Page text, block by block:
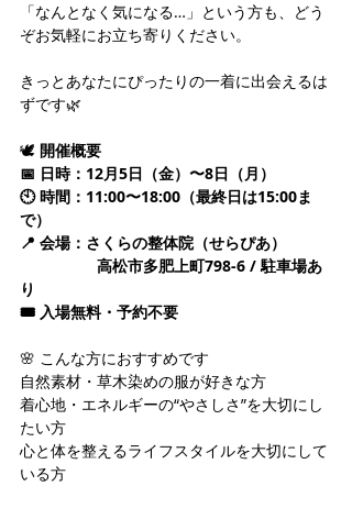
「なんとなく気になる…」という方も、どう
ぞお気軽にお立ち寄りください。
きっとあなたにぴったりの一着に出会えるは
ずです🌿
🕊️ 開催概要
📅 日時：12月5日（金）〜8日（月）
🕙 時間：11:00〜18:00（最終日は15:00ま
で）
📍 会場：さくらの整体院（せらぴあ）
高松市多肥上町798-6 / 駐車場あ
り
🎟️ 入場無料・予約不要
🌸 こんな方におすすめです
自然素材・草木染めの服が好きな方
着心地・エネルギーの“やさしさ”を大切にし
たい方
心と体を整えるライフスタイルを大切にして
いる方